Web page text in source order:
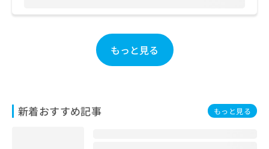
もっと見る
新着おすすめ記事 もっと見る
ち
ら